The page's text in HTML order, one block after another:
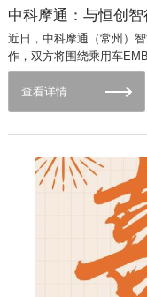
高效、高精度、绿色环保
势互补模式将有效打通从
全新生态。根据战略合作
绕智能化生产流程优化、
利共赢、协同发展”的理念
补，助力企业降本增效，
展国际市场，以联合方案
据制高点提供关键支撑。
中科摩通：与恒创
近日，中科摩通（常州）
作，双方将围绕乘用车
汽车产业链在高端装备制
中国企业在智能制动系统
越。 汽车制动领域的“隐
行依托万安集团在汽车底
业化推广，形成技互补与
业。其EMB产品，具备高
安全性显著优于传统气制
石” EMB（Electro-
动，实现制动响应速度缩
高智能化兼容性优势。作
被全球视为下一代制动系
查看详情